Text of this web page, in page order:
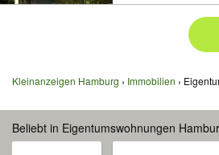
Kleinanzeigen Hamburg Immobilien
Beliebt in Eigentumswohnungen